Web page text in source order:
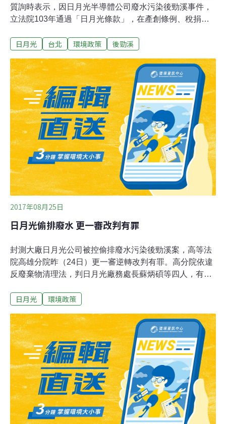
質詢時表示，因日月光半導體公司廢水污染後勁溪事件，
立法院103年通過「日月光條款」，在產創條例、稅捐稽
工、食安相關法律，情節重大者，將不得申請獎勵跟補
指出，但日月光條款上路四年來，僅經濟部通報三件案
件，環保署、勞動部跟衛福部都沒有通報案件，各部會認
定情節重大的標準也不一致。蘇貞昌答詢表示，他來當行
政院長，不管細節，但要表示態度跟決心。立這個法的目
的，是受獎勵補助的大公司不應該違反環保、勞動跟衛生
相關法令，什麼是「情節重大」，應該要認定快一點、標
準一致一點。蘇貞昌說，「該罰就罰，該要回的錢就要回
來」，要告訴相關業者，政府很認真執法，讓這些企業不
敢輕忽，也不要讓企業誤以為政府不敢執法。
日月光 台北 環境政策 後勁溪
2017年08月25日
日月光偷排廢水 更一審改判有罪
封測大廠日月光公司被控偷排廢水污染後勁溪案，高等法
院高雄分院昨（24日）更一審逆轉改判有罪。高分院依違
反廢棄物清理法，判日月光廠務處長蘇炳碩等四人，有期
訴。高雄市長陳菊肯定判決結果正面，有助於環保機關依
計算標準認定不同而撤銷，也會依法重新計算、裁罰。更
一審合議庭法官調查，日月光當天持續排放計約5194噸廢
水到後勁溪，屬於有害事業廢棄物的污泥約三公斤、有害
健康物質鎳（約24.1公斤，為後勁溪流域平均鎳濃度2043
倍以上）、銅（排放約14公斤，為後勁溪流域平均銅濃度
146倍以上）及強酸，嚴重影響後勁溪整體生態環境。依
照環保署函釋暨官員說法，經污水處理設施的廢水應適用
水污法，豈非讓有廢水處理設備的廠商如同取得「免死金
牌」，可大張旗鼓以此做保護傘，形式上經過處理排放，
日月光 環境政策